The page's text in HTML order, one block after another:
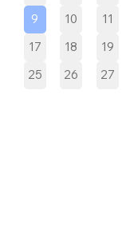
9
10 11
17
18 19
25
26 27